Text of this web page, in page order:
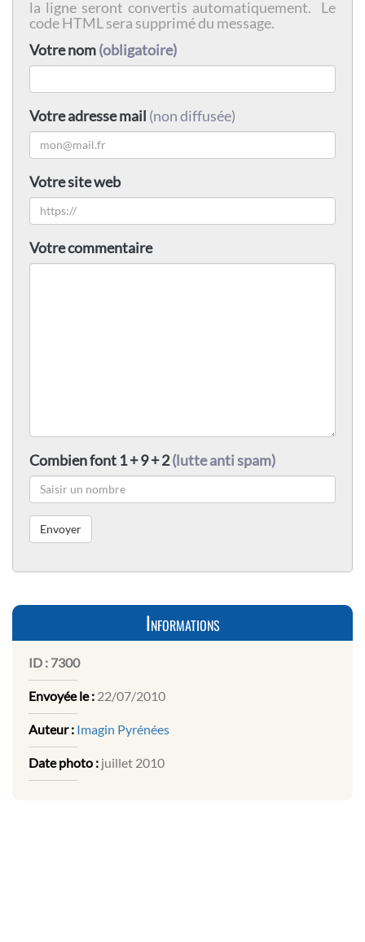
la ligne seront convertis automatiquement. Le
code HTML sera supprimé du message.
Votre nom(obligatoire)
Votre adresse mail (non diffusée)
Votre site web
Votre commentaire
Combien font 1 + 9 + 2(lutte anti spam)
Informations
ID : 7300
Envoyée le : 22/07/2010
Auteur : Imagin Pyrénées
Date photo : juillet 2010